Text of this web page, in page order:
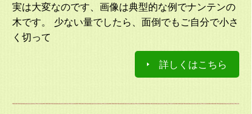
実は大変なのです、画像は典型的な例でナンテンの
木です。 少ない量でしたら、面倒でもご自分で小さ
く切って
詳しくはこちら